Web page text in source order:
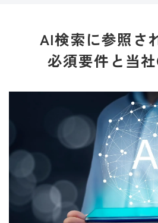
AI検索に参照さ
必須要件と当